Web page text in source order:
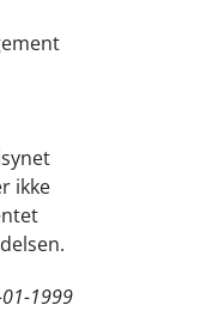
ikke
1999